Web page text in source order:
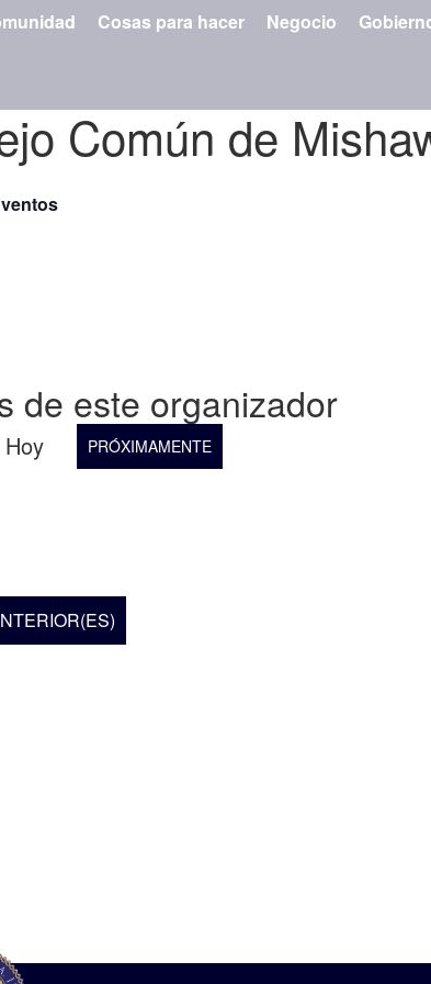
Cosas para hacer Negocio
Común de
de este organizador
Hoy PRÓXIMAMENTE
Seleccionar